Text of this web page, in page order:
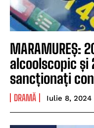
alcoolscopic și
sancționați
DRAMĂ Iulie 8, 2024